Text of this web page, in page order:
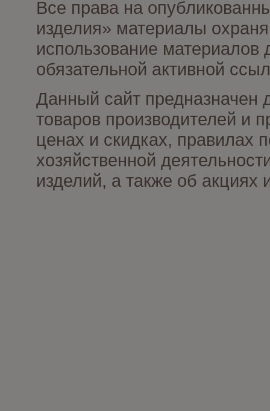
Все права на
изделия» материалы
использование материалов
обязательной активной
Данный сайт предназначен
товаров производителей и
ценах и скидках, правилах
хозяйственной
изделий, а также об